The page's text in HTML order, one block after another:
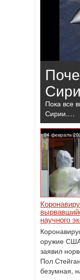
Пока все
Сирии.…
04 февраль
научного
оружие
заявил
Пол
безумная,